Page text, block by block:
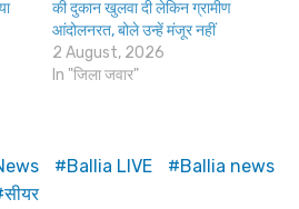
की दुकान खुलवा दी लेकिन ग्रामीण
आंदोलनरत, बोले उन्हें मंजूर नहीं
2 August, 2026
In "जिला जवार"
Ballia LIVE
Ballia news
सीयर